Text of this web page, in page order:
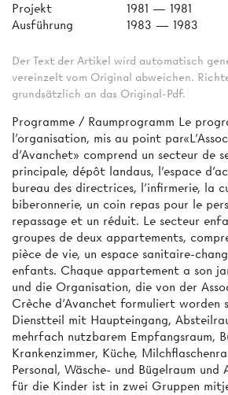
Projekt
1981 — 1981
Ausführung
1983 — 1983
Der Text der Artikel wird automatisch
vereinzelt vom Original abweichen.
grundsätzlich an das Original-Pdf.
Programme / Raumprogramm Le
l'organisation, mis au point
d'Avanchet» comprend un secteur de
principale, dépôt landaus, l’espace
bureau des directrices, l'infirmerie, la
biberonnerie, un coin repas pour le
repassage et un réduit. Le secteur
groupes de deux appartements,
pièce de vie, un espace sanitaire-
enfants. Chaque appartement a son
und die Organisation, die von der
Crèche d'Avanchet formuliert worden
Dienstteil mit Haupteingang,
mehrfach nutzbarem Empfangsraum,
Krankenzimmer, Küche,
Personal, Wäsche- und Bügelraum und
für die Kinder ist in zwei Gruppen